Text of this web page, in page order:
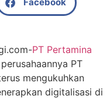
Facebook
PT Pertamina
PT
mengukuhkan
digitalisasi di